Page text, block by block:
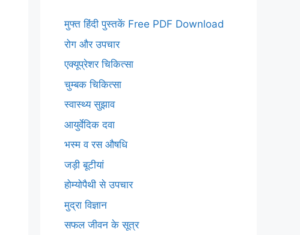
मुफ्त हिंदी पुस्तकें Free PDF Download
रोग और उपचार
एक्यूप्रेशर चिकित्सा
चुम्बक चिकित्सा
स्वास्थ्य सुझाव
आयुर्वेदिक दवा
भस्म व रस औषधि
जड़ी बूटीयां
होम्योपैथी से उपचार
मुद्रा विज्ञान
सफल जीवन के सूत्र